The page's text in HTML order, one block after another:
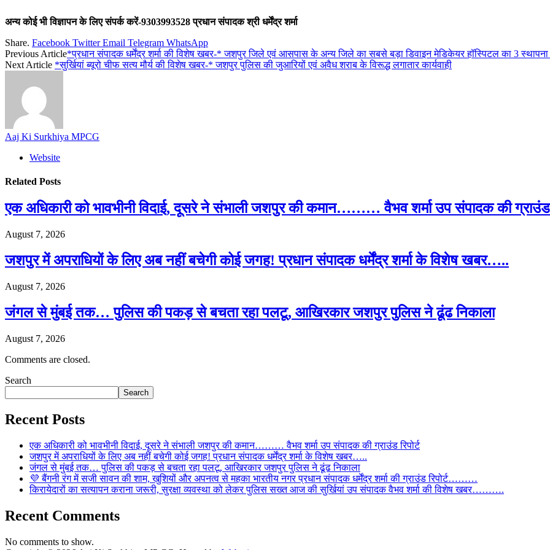
अन्य कोई भी विज्ञापन के लिए संपर्क करें-9303993528 प्रधान संपादक श्री धर्मेंद्र शर्मा
Share. Facebook Twitter Email Telegram WhatsApp
Previous Article*प्रधान संपादक धर्मेंद्र शर्मा की विशेष खबर-* जशपुर जिले एवं आसपास के अन्य जिले का सबसे बड़ा डिवाइन मेडिकेयर हॉस्पिटल का 3
Next Article *सुर्खियां ब्यूरो चीफ सत्य मौर्य की विशेष खबर-* जशपुर पुलिस की जुआरियों एवं अवैध शराब के विरूद्ध लगातार कार्यवाही
Aaj Ki Surkhiya MPCG
Website
Related Posts
एक अधिकारी को भावभीनी विदाई, दूसरे ने संभाली जशपुर की कमान……… वैभव शर्मा उप संपादक की ग्राउंड
August 7, 2026
जशपुर में अपराधियों के लिए अब नहीं बचेगी कोई जगह! प्रधान संपादक धर्मेंद्र शर्मा के विशेष खबर…..
August 7, 2026
जंगल से मुंबई तक… पुलिस की पकड़ से बचता रहा पलटू, आखिरकार जशपुर पुलिस ने ढूंढ निकाला
August 7, 2026
Comments are closed.
Search
Search
Recent Posts
एक अधिकारी को भावभीनी विदाई, दूसरे ने संभाली जशपुर की कमान……… वैभव शर्मा उप संपादक की ग्राउंड रिपोर्ट
जशपुर में अपराधियों के लिए अब नहीं बचेगी कोई जगह! प्रधान संपादक धर्मेंद्र शर्मा के विशेष खबर…..
जंगल से मुंबई तक… पुलिस की पकड़ से बचता रहा पलटू, आखिरकार जशपुर पुलिस ने ढूंढ निकाला
💜 बैंगनी रंग में सजी सावन की शाम, खुशियों और अपनत्व से महका भारतीय नगर प्रधान संपादक धर्मेंद्र शर्मा की ग्राउंड रिपोर्ट………
किरायेदारों का सत्यापन कराना जरूरी, सुरक्षा व्यवस्था को लेकर पुलिस सख्त आज की सुर्खियां उप संपादक वैभव शर्मा की विशेष खबर……….
Recent Comments
No comments to show.